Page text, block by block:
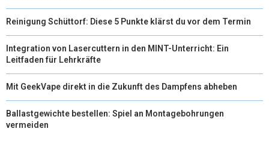
Reinigung Schüttorf: Diese 5 Punkte klärst du vor dem Termin
Integration von Lasercuttern in den MINT-Unterricht: Ein
Leitfaden für Lehrkräfte
Mit GeekVape direkt in die Zukunft des Dampfens abheben
Ballastgewichte bestellen: Spiel an Montagebohrungen
vermeiden